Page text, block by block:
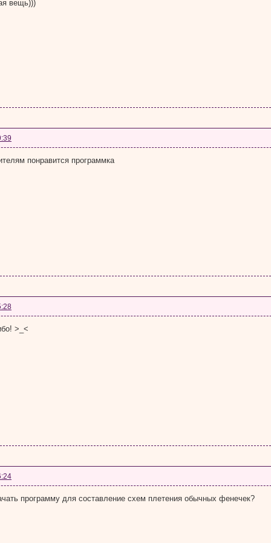
вещь)))
понравится программка
>_<
программу для составление схем плетения обычных фенечек?